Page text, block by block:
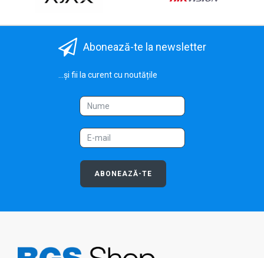
Abonează-te la newsletter
...și fii la curent cu noutățile
ABONEAZĂ-TE